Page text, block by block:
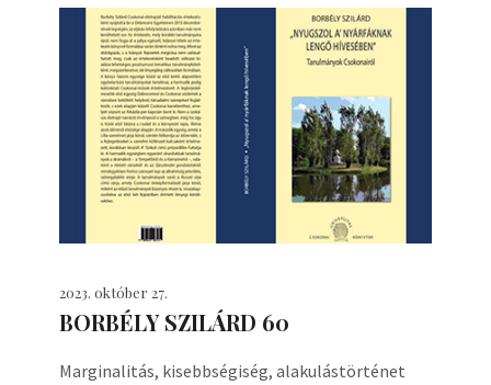
2023. október 27.
BORBÉLY SZILÁRD 60
Marginalitás, kisebbségiség, alakulástörténet